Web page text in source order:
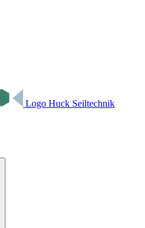
Logo Huck Seiltechnik